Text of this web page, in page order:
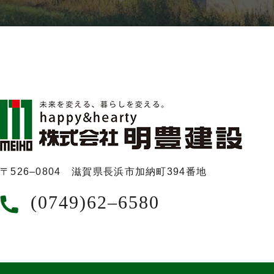
〒526‒0804 滋賀県長浜市加納町394番地
(0749)62‒6580